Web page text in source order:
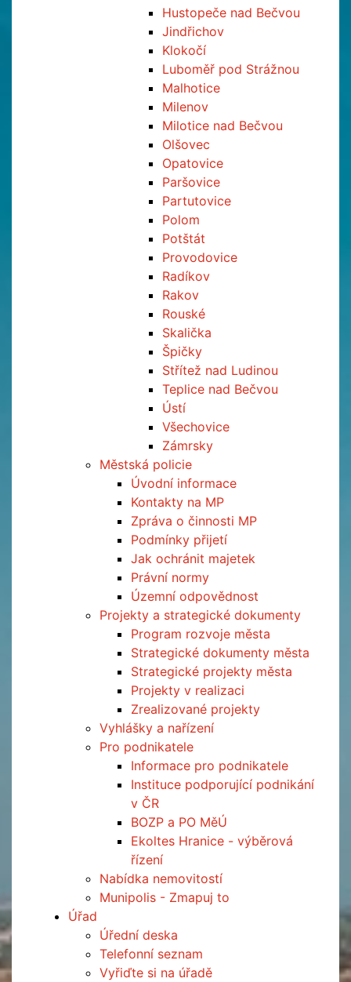
Hustopeče nad Bečvou
Jindřichov
Klokočí
Luboměř pod Strážnou
Malhotice
Milenov
Milotice nad Bečvou
Olšovec
Opatovice
Paršovice
Partutovice
Polom
Potštát
Provodovice
Radíkov
Rakov
Rouské
Skalička
Špičky
Střítež nad Ludinou
Teplice nad Bečvou
Ústí
Všechovice
Zámrsky
Městská policie
Úvodní informace
Kontakty na MP
Zpráva o činnosti MP
Podmínky přijetí
Jak ochránit majetek
Právní normy
Územní odpovědnost
Projekty a strategické dokumenty
Program rozvoje města
Strategické dokumenty města
Strategické projekty města
Projekty v realizaci
Zrealizované projekty
Vyhlášky a nařízení
Pro podnikatele
Informace pro podnikatele
Instituce podporující podnikání
v ČR
BOZP a PO MěÚ
Ekoltes Hranice - výběrová
řízení
Nabídka nemovitostí
Munipolis - Zmapuj to
Úřad
Úřední deska
Telefonní seznam
Vyřiďte si na úřadě